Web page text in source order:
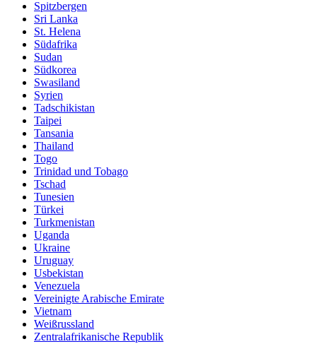
Spitzbergen
Sri Lanka
St. Helena
Südafrika
Sudan
Südkorea
Swasiland
Syrien
Tadschikistan
Taipei
Tansania
Thailand
Togo
Trinidad und Tobago
Tschad
Tunesien
Türkei
Turkmenistan
Uganda
Ukraine
Uruguay
Usbekistan
Venezuela
Vereinigte Arabische Emirate
Vietnam
Weißrussland
Zentralafrikanische Republik